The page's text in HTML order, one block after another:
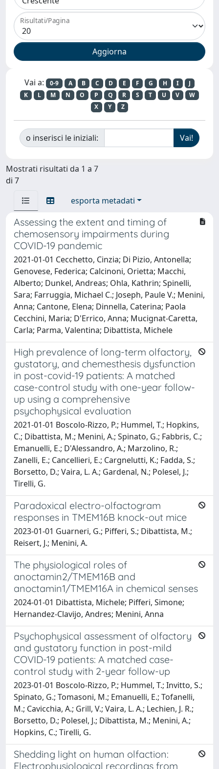
Risultati/Pagina
Vai a: 0-9 A B C D E F G H I
J
K
L M N O P Q R S T U V
W
X
Y Z
o inserisci le iniziali:
Mostrati risultati da 1 a 7
di 7
esporta metadati
Assessing the extent and timing of
chemosensory impairments during
COVID-19 pandemic
2021-01-01 Cecchetto, Cinzia; Di Pizio, Antonella;
Genovese, Federica; Calcinoni, Orietta; Macchi,
Alberto; Dunkel, Andreas; Ohla, Kathrin; Spinelli,
Sara; Farruggia, Michael C.; Joseph, Paule V.; Menini,
Anna; Cantone, Elena; Dinnella, Caterina; Paola
Cecchini, Maria; D'Errico, Anna; Mucignat-Caretta,
Carla; Parma, Valentina; Dibattista, Michele
High prevalence of long-term olfactory,
gustatory, and chemesthesis dysfunction
in post-covid-19 patients: A matched
case-control study with one-year follow-
up using a comprehensive
psychophysical evaluation
2021-01-01 Boscolo-Rizzo, P.; Hummel, T.; Hopkins,
C.; Dibattista, M.; Menini, A.; Spinato, G.; Fabbris, C.;
Emanuelli, E.; D'Alessandro, A.; Marzolino, R.;
Zanelli, E.; Cancellieri, E.; Cargnelutti, K.; Fadda, S.;
Borsetto, D.; Vaira, L. A.; Gardenal, N.; Polesel, J.;
Tirelli, G.
Paradoxical electro-olfactogram
responses in TMEM16B knock-out mice
2023-01-01 Guarneri, G.; Pifferi, S.; Dibattista, M.;
Reisert, J.; Menini, A.
The physiological roles of
anoctamin2/TMEM16B and
anoctamin1/TMEM16A in chemical senses
2024-01-01 Dibattista, Michele; Pifferi, Simone;
Hernandez-Clavijo, Andres; Menini, Anna
Psychophysical assessment of olfactory
and gustatory function in post-mild
COVID-19 patients: A matched case-
control study with 2-year follow-up
2023-01-01 Boscolo-Rizzo, P.; Hummel, T.; Invitto, S.;
Spinato, G.; Tomasoni, M.; Emanuelli, E.; Tofanelli,
M.; Cavicchia, A.; Grill, V.; Vaira, L. A.; Lechien, J. R.;
Borsetto, D.; Polesel, J.; Dibattista, M.; Menini, A.;
Hopkins, C.; Tirelli, G.
Shedding light on human olfaction:
Electrophysiological recordings from